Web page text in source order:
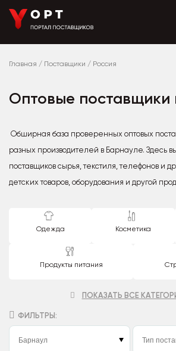
Главная / Поставщики / Россия
Оптовые поставщики
Обширная база проверенных оптовых
разных производителей в Барнауле. Здесь
поставщиков сырья, текстиля, телефонов и
детских товаров, оборудования и другой
Одежда Косметика
Продукты питания
ПОКАЗАТЬ ВСЕ
ФИЛЬТРЫ: